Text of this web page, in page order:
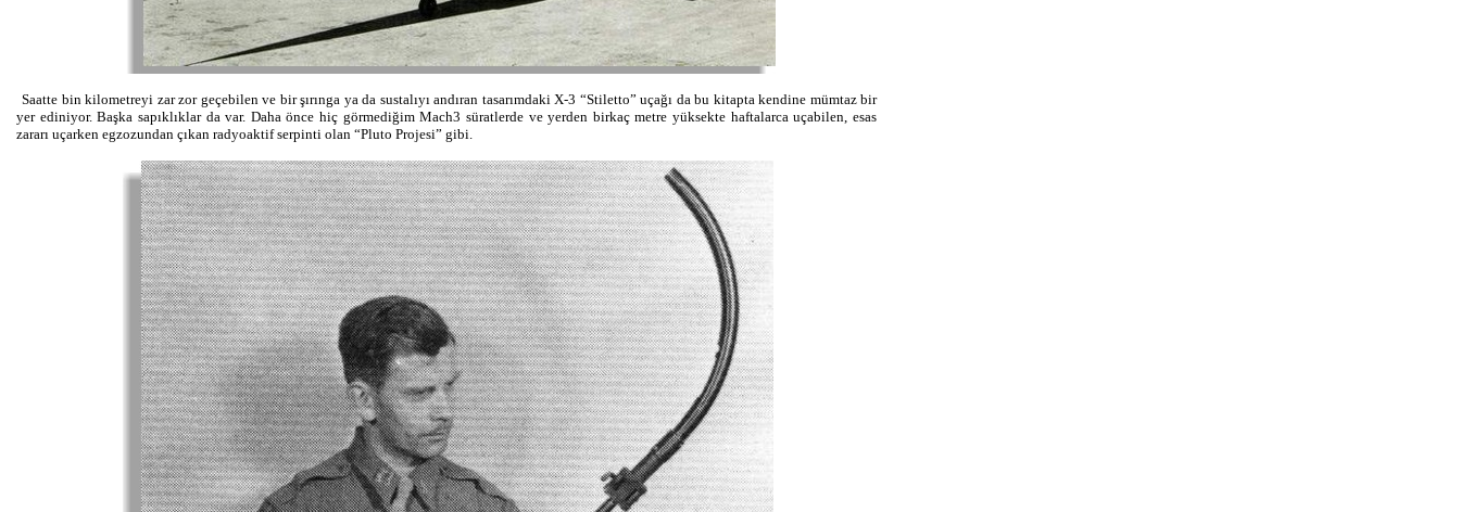
Saatte bin kilometreyi zar zor geçebilen ve bir şırınga ya da sustalıyı andıran tasarımdaki X-3 “Stiletto” uçağı da bu kitapta kendine mümtaz bir
yer ediniyor. Başka sapıklıklar da var. Daha önce hiç görmediğim Mach3 süratlerde ve yerden birkaç metre yüksekte haftalarca uçabilen, esas
zararı uçarken egzozundan çıkan radyoaktif serpinti olan “Pluto Projesi” gibi.